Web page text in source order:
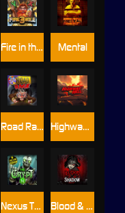
Fire in the Hole 3
Highway to Hell
Blood & Shadow
Mental
Nexus The Crypt
Road Rage